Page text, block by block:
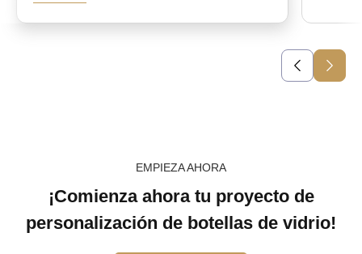
EMPIEZA AHORA
¡Comienza ahora tu proyecto de
personalización de botellas de vidrio!